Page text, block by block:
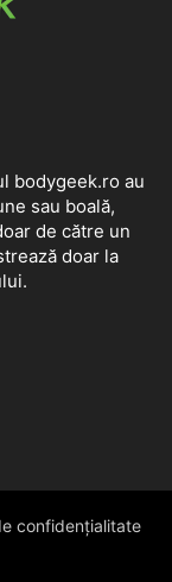
bodygeek.ro au
sau boală,
de către un
doar la
confidențialitate